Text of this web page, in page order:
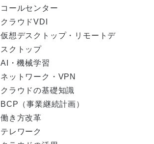
コールセンター
クラウドVDI
仮想デスクトップ・リモートデ
スクトップ
AI・機械学習
ネットワーク・VPN
クラウドの基礎知識
BCP（事業継続計画）
働き方改革
テレワーク